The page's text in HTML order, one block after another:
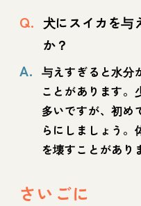
Q. 犬にスイカを与
か？
A. 与えすぎると水分
ことがあります。
多いですが、初め
らにしましょう
を壊すことがあり
さいごに